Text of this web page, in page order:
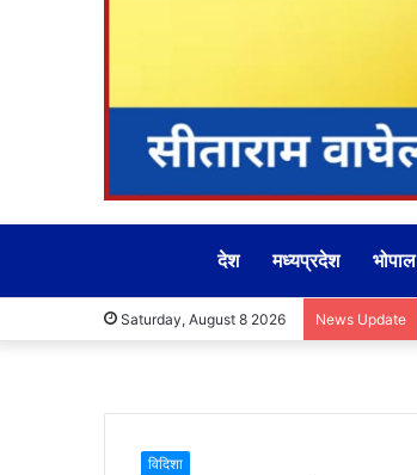
देश मध्यप्रदेश भोपाल
Saturday, August 8 2026 News Update
विदिशा